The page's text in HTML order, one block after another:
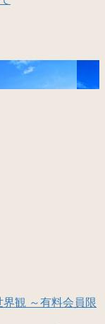
観 ～有料会員限